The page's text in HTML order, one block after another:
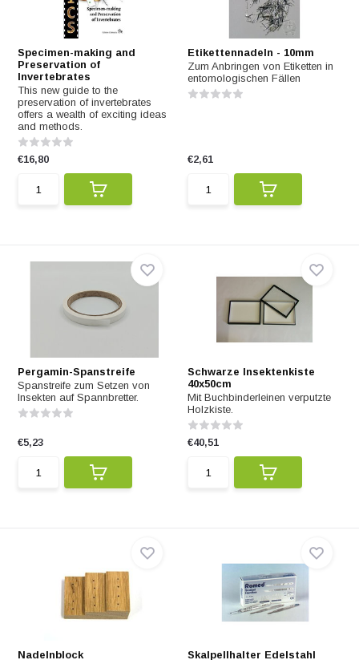
Specimen-making and
Preservation of
Invertebrates
This new guide to the
preservation of invertebrates
offers a wealth of exciting ideas
and methods.
€16,80
Etikettennadeln - 10mm
Zum Anbringen von Etiketten in
entomologischen Fällen
€2,61
Pergamin-Spanstreife
Spanstreife zum Setzen von
Insekten auf Spannbretter.
€5,23
Schwarze Insektenkiste
40x50cm
Mit Buchbinderleinen verputzte
Holzkiste.
€40,51
Nadelnblock
Skalpellhalter Edelstahl